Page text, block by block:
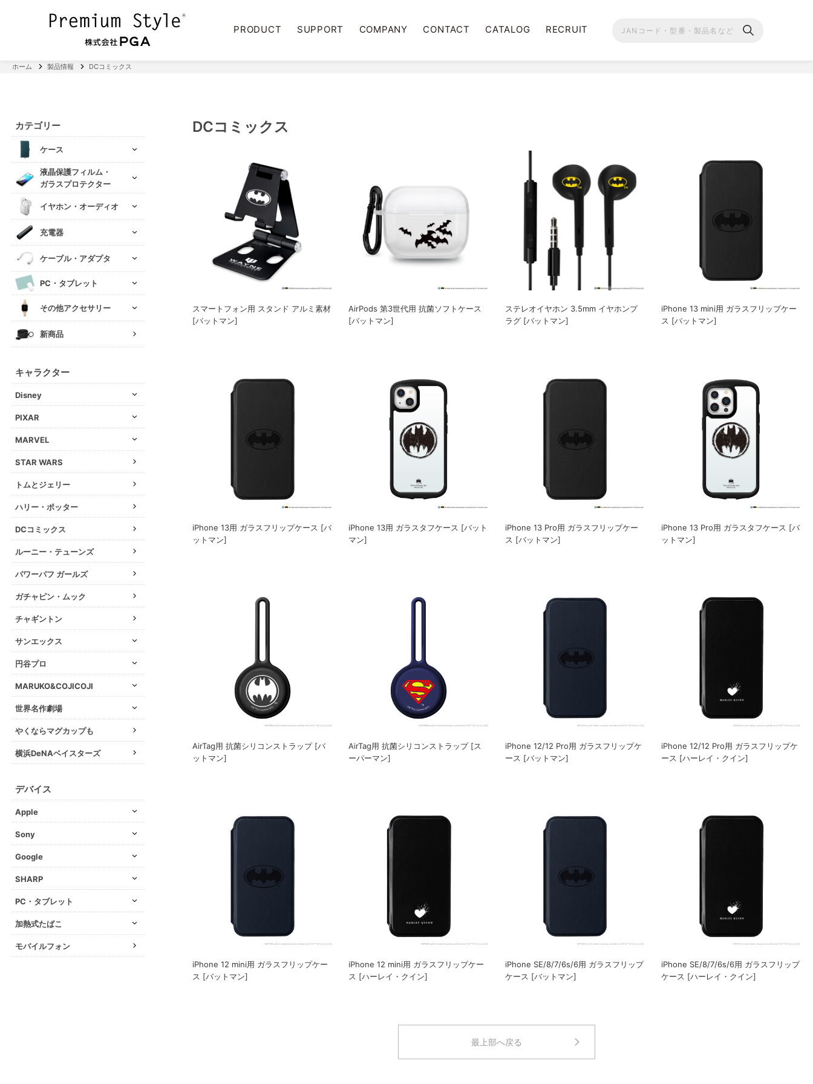
PRODUCT SUPPORT COMPANY CONTACT CATALOG RECRUIT
ホーム 製品情報 DCコミックス
カテゴリー
ケース
液晶保護フィルム・
ガラスプロテクター
イヤホン・オーディオ
充電器
ケーブル・アダプタ
PC・タブレット
その他アクセサリー
新商品
キャラクター
Disney
PIXAR
MARVEL
STAR WARS
トムとジェリー
ハリー・ポッター
DCコミックス
ルーニー・テューンズ
パワーパフ ガールズ
ガチャピン・ムック
チャギントン
サンエックス
円谷プロ
MARUKO&COJICOJI
世界名作劇場
やくならマグカップも
横浜DeNAベイスターズ
デバイス
Apple
Sony
Google
SHARP
PC・タブレット
加熱式たばこ
モバイルフォン
DCコミックス
スマートフォン用 スタンド アルミ素材
[バットマン]
AirPods 第3世代用 抗菌ソフトケース
[バットマン]
ステレオイヤホン 3.5mm イヤホンプ
ラグ [バットマン]
iPhone 13 mini用 ガラスフリップケー
ス [バットマン]
iPhone 13用 ガラスフリップケース [バ
ットマン]
iPhone 13用 ガラスタフケース [バット
マン]
iPhone 13 Pro用 ガラスフリップケー
ス [バットマン]
iPhone 13 Pro用 ガラスタフケース [バ
ットマン]
AirTag用 抗菌シリコンストラップ [バ
ットマン]
AirTag用 抗菌シリコンストラップ [ス
ーパーマン]
iPhone 12/12 Pro用 ガラスフリップケ
ース [バットマン]
iPhone 12/12 Pro用 ガラスフリップケ
ース [ハーレイ・クイン]
iPhone 12 mini用 ガラスフリップケー
ス [バットマン]
iPhone 12 mini用 ガラスフリップケー
ス [ハーレイ・クイン]
iPhone SE/8/7/6s/6用 ガラスフリップ
ケース [バットマン]
iPhone SE/8/7/6s/6用 ガラスフリップ
ケース [ハーレイ・クイン]
最上部へ戻る